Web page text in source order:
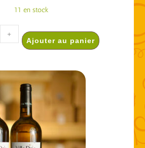
11 en stock
+
Ajouter au panier